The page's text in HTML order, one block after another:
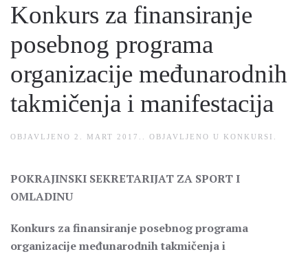
Konkurs za finansiranje
posebnog programa
organizacije međunarodnih
takmičenja i manifestacija
OBJAVLJENO 2. MART 2017. . OBJAVLJENO U KONKURSI
POKRAJINSKI SEKRETARIJAT ZA SPORT I
OMLADINU
Konkurs za finansiranje posebnog programa
organizacije međunarodnih takmičenja i